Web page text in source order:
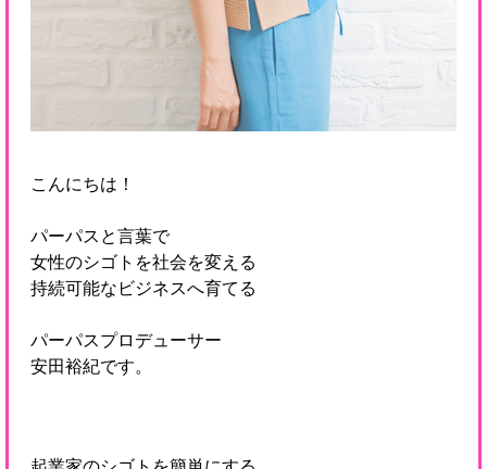
こんにちは！
パーパスと言葉で
女性のシゴトを社会を変える
持続可能なビジネスへ育てる
パーパスプロデューサー
安田裕紀です。